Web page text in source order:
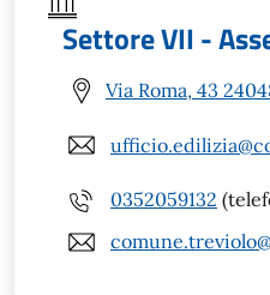
Settore VII -
Via Roma, 43
0352059132